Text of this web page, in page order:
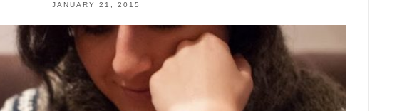
JANUARY 21, 2015